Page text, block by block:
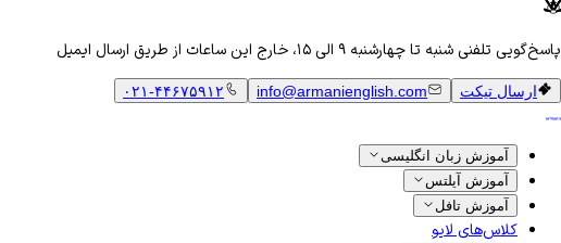
پاسخ‌گویی تلفنی شنبه تا چهارشنبه ۹ الی ۱۵، خارج این ساعات از طریق ارسال ایمیل
ارسال تیکت info@armanienglish.com ۰۲۱-۴۴۶۷۵۹۱۲
آموزش زبان انگلیسی
آموزش آیلتس
آموزش تافل
کلاس‌های لایو